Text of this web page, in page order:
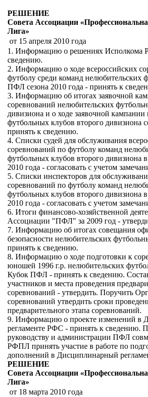
РЕШЕНИЕ
Совета Ассоциации
Лига»
от 15 апреля 2010 года
1. Информацию о решениях Исполкома
сведению.
2. Информацию о ходе всероссийских
футболу среди команд нелюбительских
ПФЛ сезона 2010 года - принять к
3. Информацию об итогах заявочной
соревнований нелюбительских
дивизиона и о ходе заявочной
футбольных клубов второго дивизиона
принять к сведению.
4. Списки судей для обслуживания
соревнований по футболу команд
футбольных клубов второго дивизиона
2010 года - согласовать с учетом
5. Списки инспекторов для
соревнований по футболу команд
футбольных клубов второго дивизиона
2010 года - согласовать с учетом
6. Итоги финансово-хозяйственной
Ассоциации "ПФЛ" за 2009 год -
7. Информацию об итогах совещания
безопасности нелюбительских
принять к сведению.
8. Информацию о ходе подготовки к
юношей 1996 г.р. нелюбительских
Кубок ПФЛ - принять к сведению.
участников и места проведения
соревнований - утвердить. Поручить
соревнований утвердить сроки
предварительного этапа соревнований.
9. Информацию о проекте изменений в
регламенте РФС - принять к сведению.
руководству и администрации ПФЛ
РФПЛ принять участие в работе по
дополнений в Дисциплинарный
РЕШЕНИЕ
Совета Ассоциации
Лига»
от 18 марта 2010 года